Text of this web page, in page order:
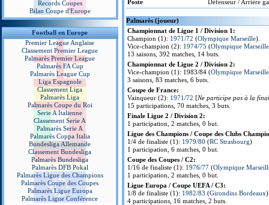
Records Coupes
Bilan Coupe d'Europe
Football en Europe
Premier League Anglaise
Classement Premier League
Palmarès Premier League
Palmarès FA Cup
Palmarès League Cup
Liga Espagnole
Classement Liga
Palmarès Liga
Palmarès Coupe du Roi
Serie A Italienne
Classement Serie A
Palmarès Serie A
Palmarès Coppa Italia
Bundesliga Allemande
Classement Bundesliga
Palmarès Bundesliga
Palmarès DFB Pokal
Palmarès Ligue des Champions
Palmarès Coupe des Coupes
Palmarès Ligue Europa
Palmarès Ligue Conférence
Poste
Défenseur / Arrière
Palmarès (joueur)
Championnat de Ligue 1 / Division 1:
Champion (1): 1971/72 (Olympique Marseille).
Vice-champion (2): 1974/75 (Olympique Marseille
13 saisons, 392 matches, 14 buts.
Championnat de Ligue 2 / Division 2:
Vice-champion (1): 1983/84 (Olympique Marseille
3 saisons, 83 matches, 6 buts.
Coupe de France:
Vainqueur (2): 1971/72 [Ne participe pas à la
15 participations, 70 matches, 3 buts.
Finale Ligue 2 / Division 2:
1 participation, 2 matches, 0 but.
Ligue des Champions / Coupe des Clubs
1/4 de finaliste (1): 1979/80 (RC Strasbourg)
1 participation, 6 matches, 0 but.
Coupe des Coupes / C2:
1/16 de finaliste (1): 1976/77 (Olympique
1 participation, 2 matches, 0 but.
Ligue Europa / Coupe UEFA / C3:
1/8 de finaliste (1): 1982/83 (Girondins Bordeaux
4 participations, 16 matches, 2 buts.